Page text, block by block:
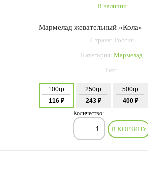
В наличии
Мармелад жевательный «Кола»
Страна: Россия
Категория: Мармелад
Вес:
100гр
116 ₽
250гр
243 ₽
500гр
400 ₽
Количество:
В КОРЗИНУ